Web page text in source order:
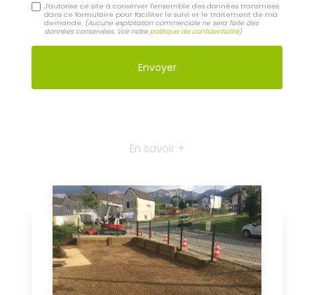
J'autorise ce site à conserver l'ensemble des données transmises
dans ce formulaire pour faciliter le suivi et le traitement de ma
demande. (Aucune exploitation commerciale ne sera faite des
données conservées. Voir notrepolitique de confidentialité)
En savoir +